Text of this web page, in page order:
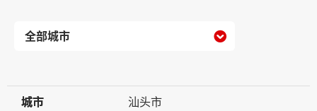

城市
城市
汕头市